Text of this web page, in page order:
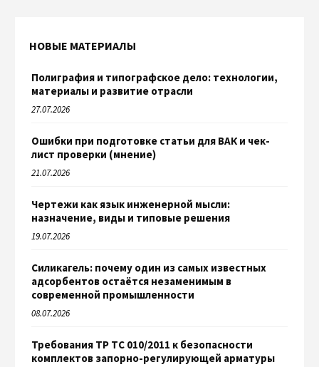
НОВЫЕ МАТЕРИАЛЫ
Полиграфия и типографское дело: технологии,
материалы и развитие отрасли
27.07.2026
Ошибки при подготовке статьи для ВАК и чек-
лист проверки (мнение)
21.07.2026
Чертежи как язык инженерной мысли:
назначение, виды и типовые решения
19.07.2026
Силикагель: почему один из самых известных
адсорбентов остаётся незаменимым в
современной промышленности
08.07.2026
Требования ТР ТС 010/2011 к безопасности
комплектов запорно-регулирующей арматуры